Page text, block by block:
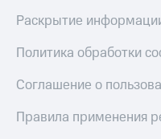
Раскрытие
Политика обработки
Соглашение о
Правила применения